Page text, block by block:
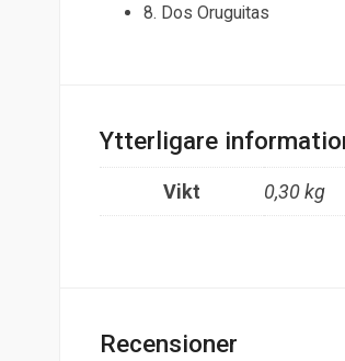
8. Dos Oruguitas
Ytterligare
Vikt 0,30 kg
Recensioner